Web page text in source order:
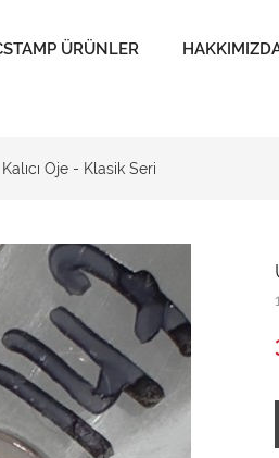
ÜRÜNLER
Kalıcı Oje - Klasik Seri